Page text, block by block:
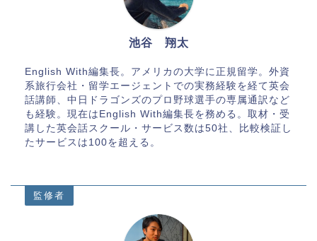
池谷 翔太
English With編集長。アメリカの大学に正規留学。外資
系旅行会社・留学エージェントでの実務経験を経て英会
話講師、中日ドラゴンズのプロ野球選手の専属通訳など
も経験。現在はEnglish With編集長を務める。取材・受
講した英会話スクール・サービス数は50社、比較検証し
たサービスは100を超える。
監修者